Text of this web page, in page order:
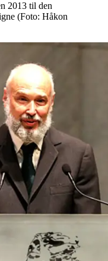
2013 til den
(Foto: Håkon